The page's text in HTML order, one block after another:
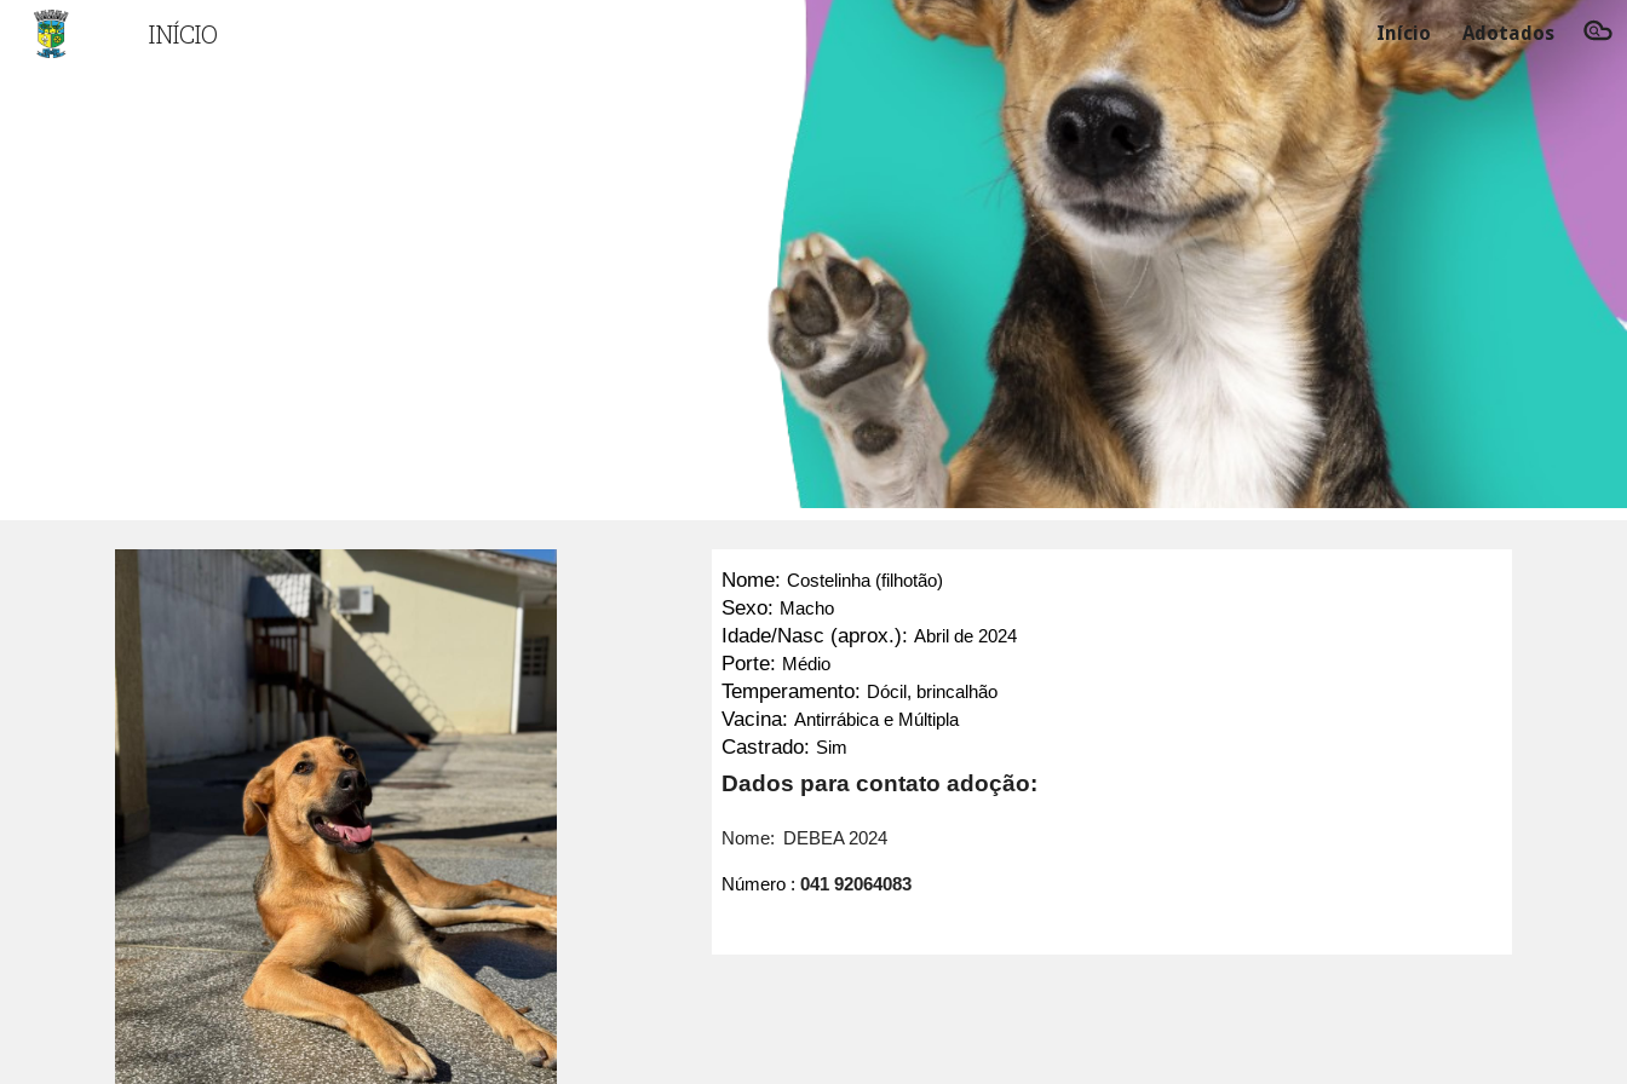
Skip to navigation
INÍCIO Início Adotados
Nome:Costelinha (filhotão)
Sexo: Macho
Idade/Nasc (aprox.):Abril de 2024
Porte: Médio
Temperamento: Dócil, brincalhão
Vacina:Antirrábica e Múltipla
Castrado: Sim
Dados para contato adoção:
Nome: DEBEA 2024
Número :041 92064083